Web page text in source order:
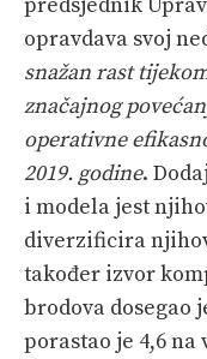
opravdava svoj
snažan rast
značajnog
operativne
2019. godine.
i modela jest
diverzificira
također izvor
brodova dosegao
porastao je 4,6